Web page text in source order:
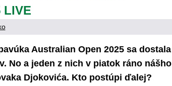
LIVE
Australian Open 2025 sa dostala
No a jeden z nich v piatok ráno nášho
Djokovića. Kto postúpi ďalej?